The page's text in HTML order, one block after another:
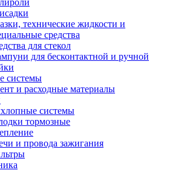
технические жидкости и
средства
для стекол
для бесконтактной и ручной
системы
и расходные материалы
системы
тормозные
и провода зажигания